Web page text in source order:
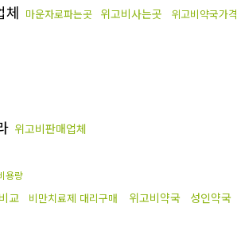
체 마운자로파는곳 위고비사는곳 위고비약국가격
위고비판매업체
용량
교 비만치료제 대리구매 위고비약국 성인약국